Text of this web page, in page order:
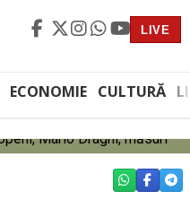
LIVE
ECONOMIE CULTURĂ
WHATSAPP